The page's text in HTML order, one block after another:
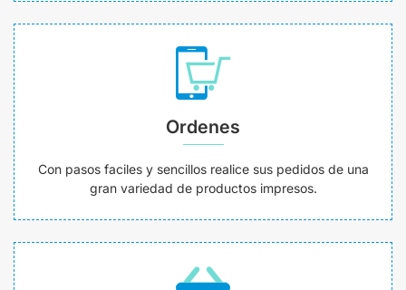
Ordenes
Con pasos faciles y sencillos realice sus pedidos de una
gran variedad de productos impresos.